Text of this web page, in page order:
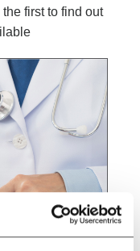
first to find out